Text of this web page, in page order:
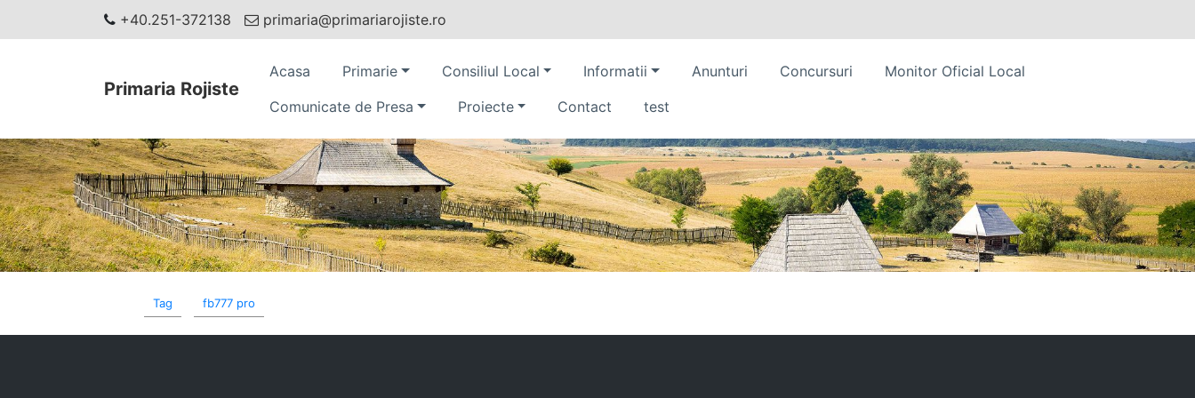
+40.251-372138 primaria@primariarojiste.ro
Primaria Rojiste
Acasa Primarie Consiliul Local Informatii Anunturi Concursuri
Monitor Oficial Local
Comunicate de Presa
Proiecte Contact test
Tag fb777 pro